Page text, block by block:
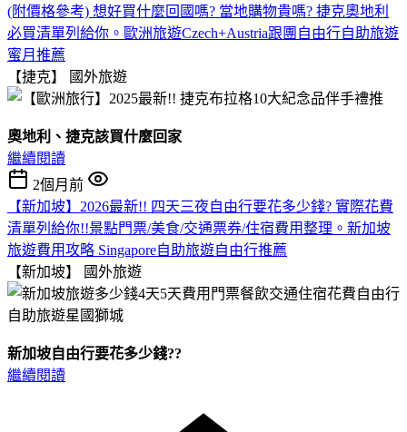
(附價格參考) 想好買什麼回國嗎? 當地購物貴嗎? 捷克奧地利
必買清單列給你。歐洲旅遊Czech+Austria跟團自由行自助旅遊
蜜月推薦
【捷克】
國外旅遊
奧地利、捷克該買什麼回家
繼續閱讀
2個月前
【新加坡】2026最新!! 四天三夜自由行要花多少錢? 實際花費
清單列給你!!景點門票/美食/交通票券/住宿費用整理。新加坡
旅遊費用攻略 Singapore自助旅遊自由行推薦
【新加坡】
國外旅遊
新加坡自由行要花多少錢??
繼續閱讀